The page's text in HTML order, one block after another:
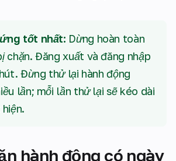
tốt nhất: Dừng hoàn toàn
chặn. Đăng xuất và đăng nhập
Đừng thử lại hành động
lần; mỗi lần thử lại sẽ kéo dài
hành động có ngày